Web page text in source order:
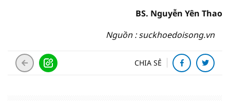
BS. Nguyễn Yên Thao
Nguồn : suckhoedoisong.vn
CHIA SẺ